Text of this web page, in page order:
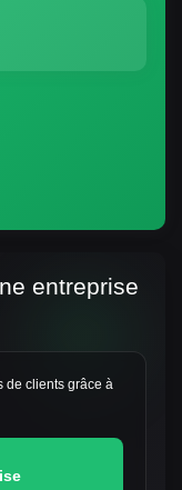
entreprise
de clients grâce à